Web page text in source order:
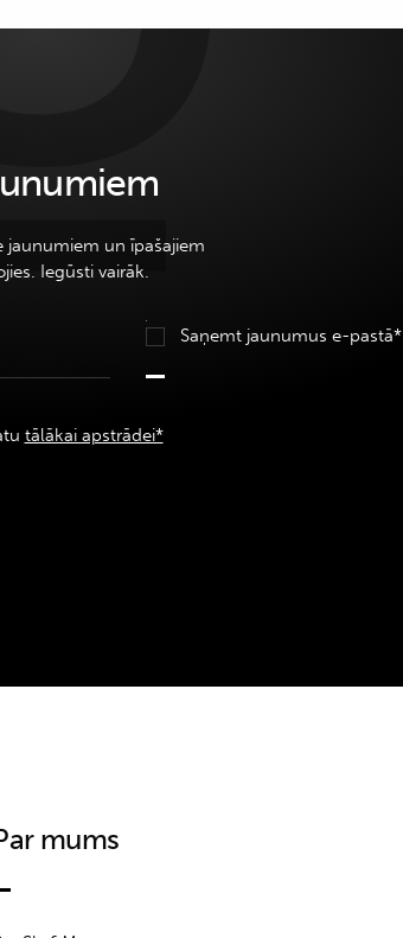
jaunumiem un īpašajiem
Iegūsti vairāk.
Saņemt jaunumus e-pastā*
tālākai apstrādei*
mums